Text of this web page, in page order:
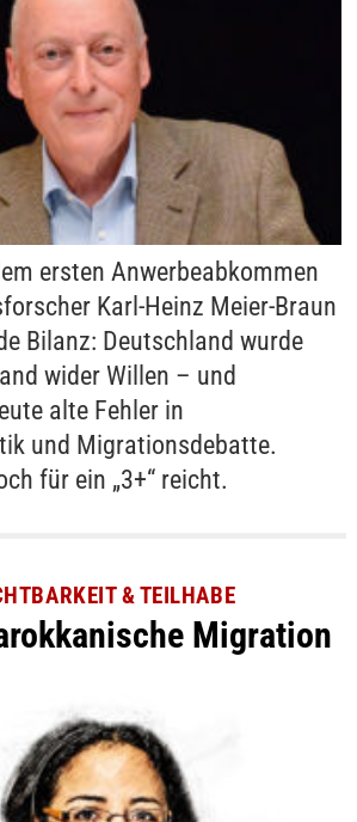
ersten Anwerbeabkommen
Karl-Heinz Meier-Braun
Bilanz: Deutschland wurde
wider Willen – und
alte Fehler in
und Migrationsdebatte.
für ein „3+“ reicht.
& TEILHABE
Migration